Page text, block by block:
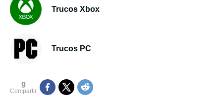
Trucos Xbox
Trucos PC
9
Compartir